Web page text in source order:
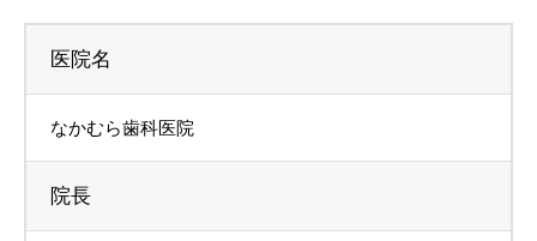
医院名
なかむら歯科医院
院長